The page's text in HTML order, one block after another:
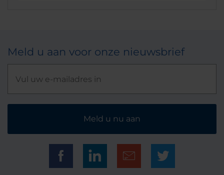
Meld u aan voor onze nieuwsbrief
Meld u nu aan